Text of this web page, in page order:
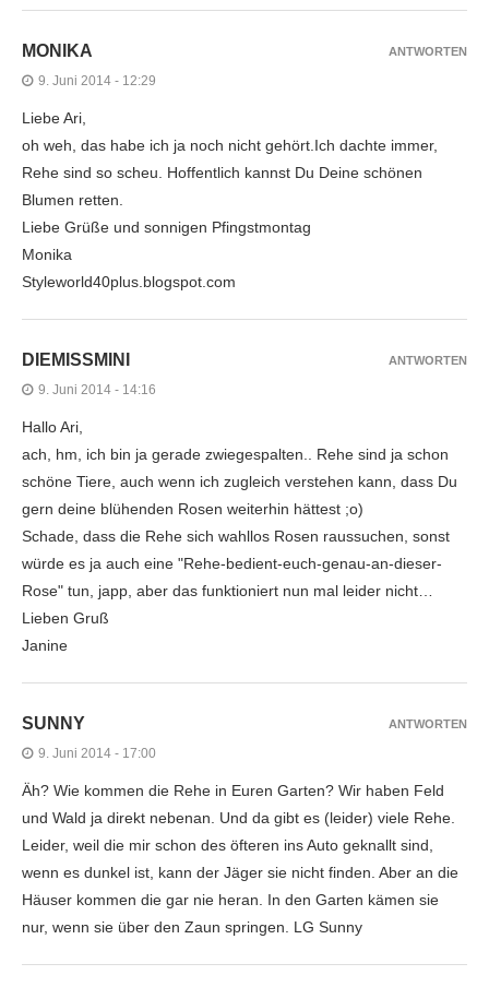
MONIKA
9. Juni 2014 - 12:29
Liebe Ari,
oh weh, das habe ich ja noch nicht gehört.Ich dachte immer,
Rehe sind so scheu. Hoffentlich kannst Du Deine schönen
Blumen retten.
Liebe Grüße und sonnigen Pfingstmontag
Monika
Styleworld40plus.blogspot.com
ANTWORTEN
DIEMISSMINI
9. Juni 2014 - 14:16
Hallo Ari,
ach, hm, ich bin ja gerade zwiegespalten.. Rehe sind ja schon
schöne Tiere, auch wenn ich zugleich verstehen kann, dass Du
gern deine blühenden Rosen weiterhin hättest ;o)
Schade, dass die Rehe sich wahllos Rosen raussuchen, sonst
würde es ja auch eine "Rehe-bedient-euch-genau-an-dieser-
Rose" tun, japp, aber das funktioniert nun mal leider nicht…
Lieben Gruß
Janine
ANTWORTEN
SUNNY
9. Juni 2014 - 17:00
Äh? Wie kommen die Rehe in Euren Garten? Wir haben Feld
und Wald ja direkt nebenan. Und da gibt es (leider) viele Rehe.
Leider, weil die mir schon des öfteren ins Auto geknallt sind,
wenn es dunkel ist, kann der Jäger sie nicht finden. Aber an die
Häuser kommen die gar nie heran. In den Garten kämen sie
nur, wenn sie über den Zaun springen. LG Sunny
ANTWORTEN